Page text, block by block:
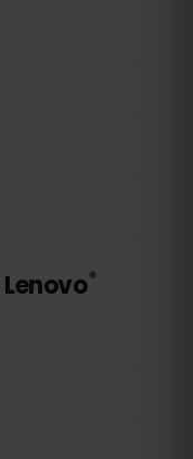
Lenovo*